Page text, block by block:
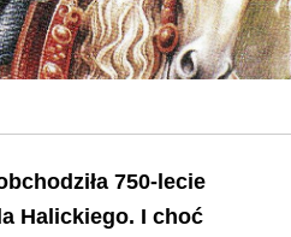
750-lecie
Halickiego. I choć